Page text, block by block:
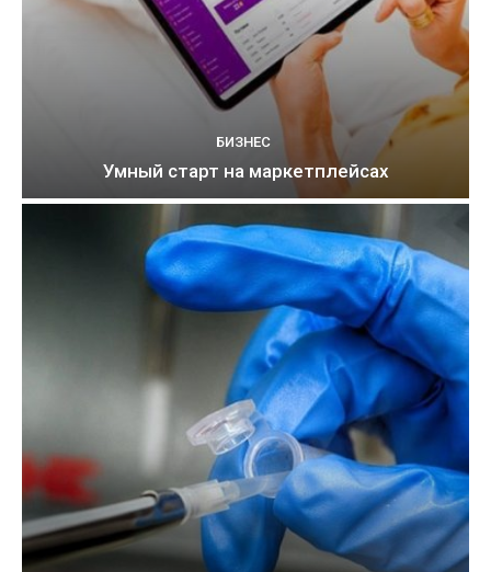
БИЗНЕС
Умный старт на маркетплейсах